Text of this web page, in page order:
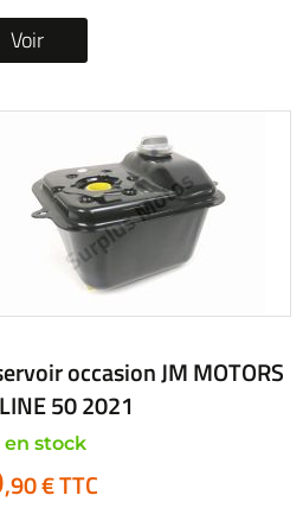
Voir
occasion JM MOTORS
50 2021
en stock
,90 € TTC